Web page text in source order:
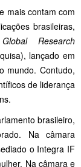
mais contam com
brasileiras,
Research
lançado em
mundo. Contudo,
de liderança
brasileiro,
Na câmara
o Integra IF
Na câmara e